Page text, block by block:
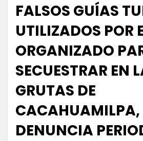
FALSOS GUÍAS
UTILIZADOS POR
ORGANIZADO
SECUESTRAR EN
GRUTAS DE
CACAHUAMILPA,
DENUNCIA